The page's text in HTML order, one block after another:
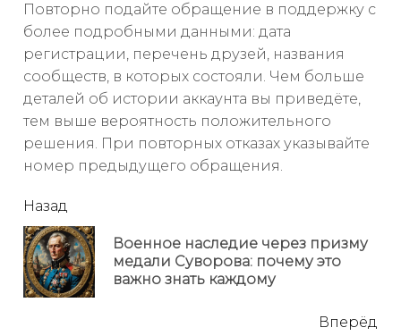
Повторно подайте обращение в поддержку с
более подробными данными: дата
регистрации, перечень друзей, названия
сообществ, в которых состояли. Чем больше
деталей об истории аккаунта вы приведёте,
тем выше вероятность положительного
решения. При повторных отказах указывайте
номер предыдущего обращения.
читать
еще
Назад
Военное наследие через призму
медали Суворова: почему это
важно знать каждому
Вперёд